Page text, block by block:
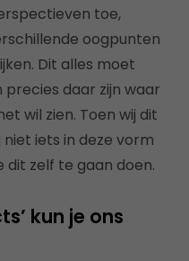
toe,
oogpunten
Dit alles moet
daar zijn waar
wil zien. Toen wij dit
iets in deze vorm
dit zelf te gaan doen.
kun je ons